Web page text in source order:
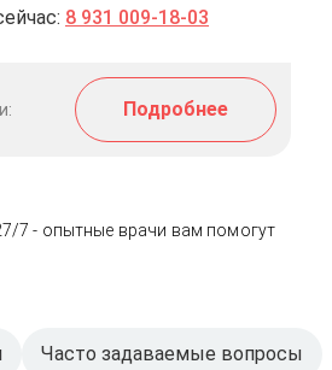
8 931 009-18-03
Подробнее
7 - опытные врачи вам помогут
Часто задаваемые вопросы